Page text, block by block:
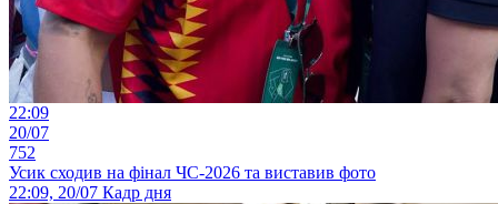
22:09
20/07
752
Усик сходив на фінал ЧС-2026 та виставив фото
22:09, 20/07 Кадр дня